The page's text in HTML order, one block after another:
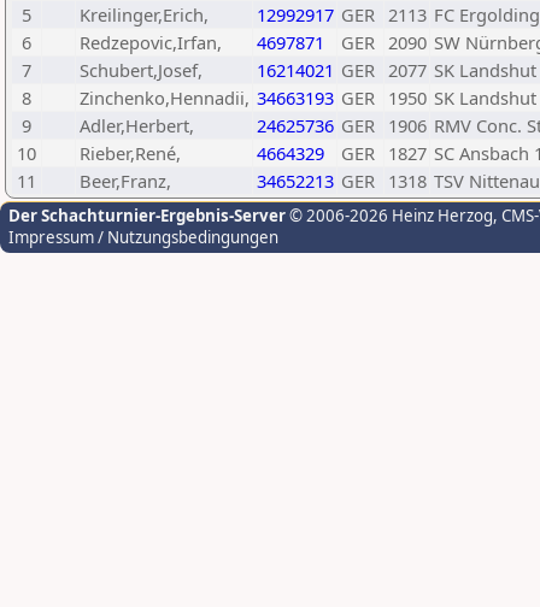
5
Kreilinger,Erich, 12992917 GER 2113 FC Ergolding
6
Redzepovic,Irfan, 4697871 GER 2090 SW
7
Schubert,Josef, 16214021 GER 2077 SK Landshut
8
Zinchenko,Hennadii, 34663193 GER 1950 SK Landshut
9
Adler,Herbert, 24625736 GER 1906 RMV Conc.
10
Rieber,René, 4664329 GER 1827 SC Ansbach
11
Beer,Franz, 34652213 GER 1318 TSV Nittenau
Der Schachturnier-Ergebnis-Server© 2006-2026 Heinz Herzog,
Impressum / Nutzungsbedingungen